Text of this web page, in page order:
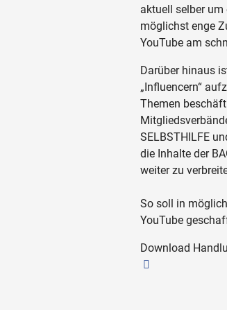
aktuell selber
möglichst enge
YouTube am
Darüber hinaus
„Influencern“
Themen
SELBSTHILFE
die Inhalte der
weiter zu
So soll in
YouTube
Download